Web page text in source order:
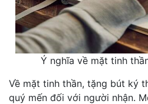
Ý nghĩa về mặt tinh
Về mặt tinh thần, tặng bút ký
quý mến đối với người nhận.